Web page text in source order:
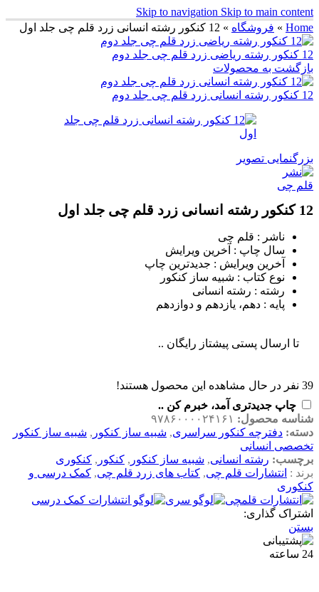
Skip to navigation Skip to main content
Home
» فروشگاه » 12 کنکور رشته انسانی زرد قلم چی جلد اول
12 کنکور رشته ریاضی زرد قلم چی جلد دوم
بازگشت به محصولات
12 کنکور رشته انسانی زرد قلم چی جلد دوم
بزرگنمایی تصویر
12 کنکور رشته انسانی زرد قلم چی جلد اول
ناشر : قلم چی
سال چاپ : آخرین ویرایش
آخرین ویرایش : جدیدترین چاپ
نوع کتاب : شبیه ساز کنکور
رشته : رشته انسانی
پایه : دهم، یازدهم و دوازدهم
تا ارسال پستی پیشتاز رایگان ..
39 نفر در حال مشاهده این محصول هستند!
چاپ جدیدتری آمد، خبرم کن ..
شناسه محصول: ۹۷۸۶۰۰۰۰۲۴۱۶۱
دسته: دفترچه کنکور سراسری, شبیه ساز کنکور , شبیه ساز کنکور
تخصصی انسانی
برچسب: رشته انسانی, شبیه ساز کنکور , کنکور , کنکوری
برند : انتشارات قلم چی, کتاب های زرد قلم چی, کمک درسی و
کنکوری
اشتراک گذاری:
بستن